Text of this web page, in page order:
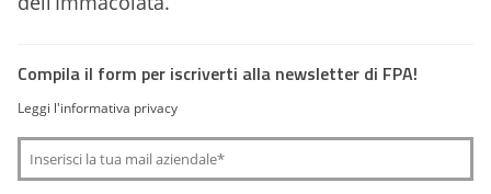
Compila il form per iscriverti alla newsletter di FPA!
Leggi l'informativa privacy